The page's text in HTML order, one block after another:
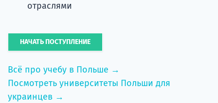
отраслями
НАЧАТЬ ПОСТУПЛЕНИЕ
Всё про учебу в Польше →
Посмотреть университеты Польши для
украинцев →